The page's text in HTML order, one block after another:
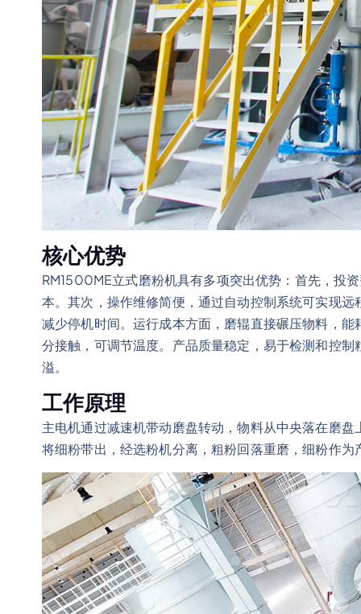
核心优势
RM1500ME立式磨粉机具有多项突出优势：首先，投
本。其次，操作维修简便，通过自动控制系统可实现
减少停机时间。运行成本方面，磨辊直接碾压物料，
分接触，可调节温度。产品质量稳定，易于检测和控
溢。
工作原理
主电机通过减速机带动磨盘转动，物料从中央落在磨
将细粉带出，经选粉机分离，粗粉回落重磨，细粉作